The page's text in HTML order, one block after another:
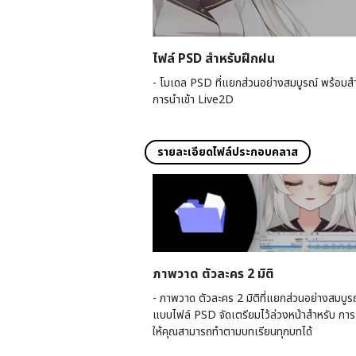
ไฟล์ PSD สำหรับฝึกฝน
- โมเดล PSD ที่แยกส่วนอย่างสมบูรณ์ พร้อมส
การนำเข้า Live2D
รายละเอียดไฟล์ประกอบคลาส
ภาพวาด ตัวละคร 2 มิติ
- ภาพวาด ตัวละคร 2 มิติที่แยกส่วนอย่างสมบู
แบบไฟล์ PSD จัดเตรียมไว้ล่วงหน้าสำหรับ กา
ให้คุณสามารถทำตามบทเรียนทุกบทได้